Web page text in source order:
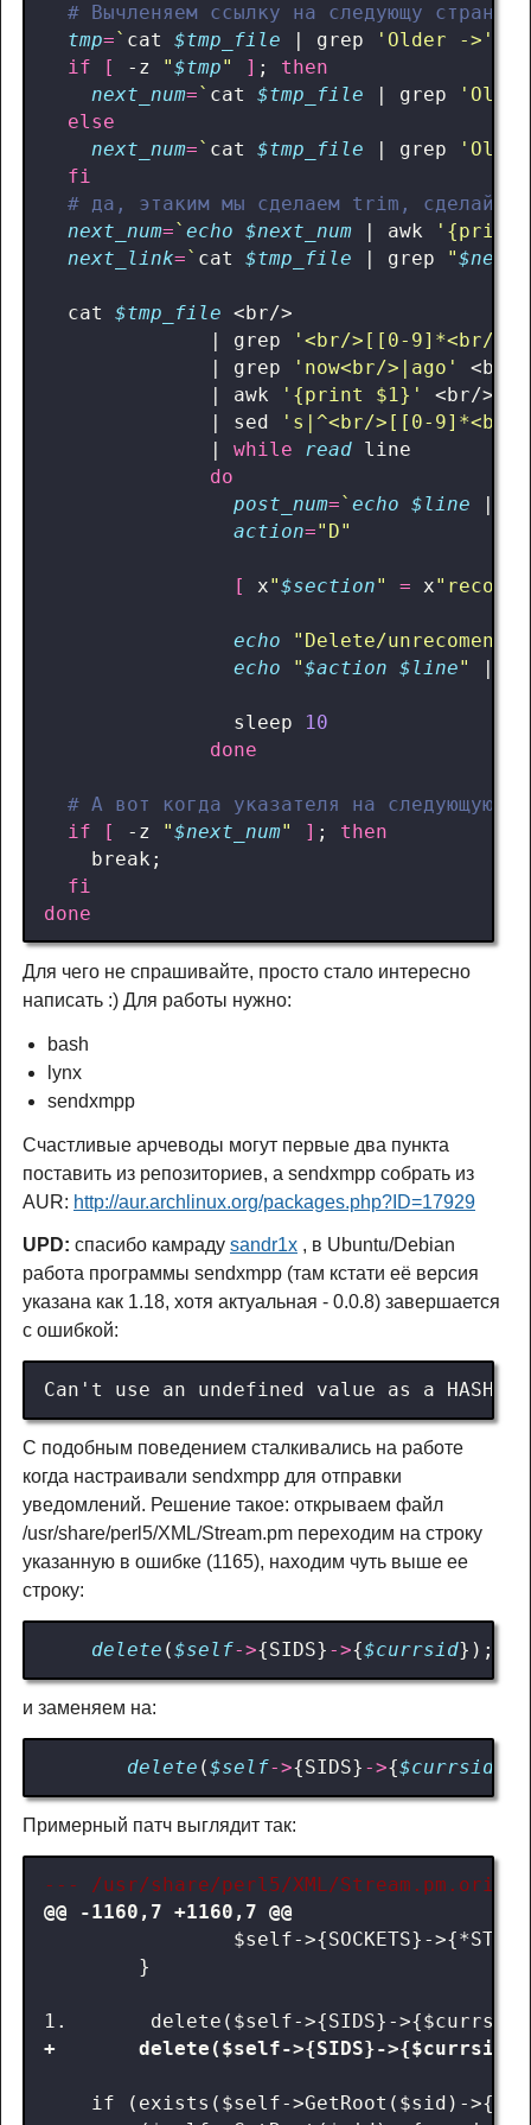
# Вычленяем ссылку на следующу страницу
tmp=` cat $tmp_file | grep 'Older ->'
if
[ -z "$tmp" ] ;
then
next_num=` cat $tmp_file | grep
else
next_num=` cat $tmp_file | grep
fi
# да, этаким мы сделаем trim, сделайте
next_num=` echo $next_num | awk
'{print
next_link=` cat $tmp_file | grep "
  cat
$tmp_file
|
grep
'<br/>[[0-9]*<br/
|
grep 'now<br/>|ago'
|
awk '{print $1}'
|
sed
's|^<br/>[[0-
|
while read
do
post_num=` echo $line |
action="D"
[ x"$section" = x"recomm"
echo
"Delete/
echo
"$action $line" |
                sleep
10
done
# А вот когда указателя на следующую
if
[ -z "$next_num" ] ;
then
    break
;
fi
done
Для чего не спрашивайте, просто стало интересно
написать :) Для работы нужно:
bash
lynx
sendxmpp
Счастливые арчеводы могут первые два пункта
поставить из репозиториев, а sendxmpp собрать из
AUR: http://aur.archlinux.org/packages.php?ID=17929
UPD: спасибо камраду sandr1x , в Ubuntu/Debian
работа программы sendxmpp (там кстати её версия
указана как 1.18, хотя актуальная - 0.0.8) завершается
с ошибкой:
С подобным поведением сталкивались на работе
когда настраивали sendxmpp для отправки
уведомлений. Решение такое: открываем файл
/usr/share/perl5/XML/Stream.pm переходим на строку
указанную в ошибке (1165), находим чуть выше ее
строку:
delete ($self->{SIDS} ->{$currsid});
и заменяем на:
delete ($self->{SIDS} ->{$currsid
Примерный патч выглядит так: